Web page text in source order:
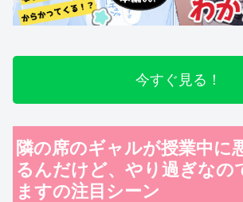
今すぐ見る！
隣の席のギャルが授業中に
るんだけど、やり過ぎなの
ますの注目シーン